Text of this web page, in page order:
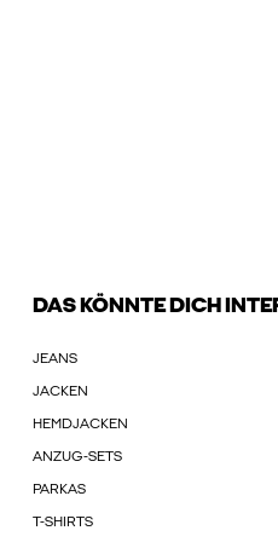
DAS KÖNNTE DICH
JEANS
JACKEN
HEMDJACKEN
ANZUG-SETS
PARKAS
T-SHIRTS